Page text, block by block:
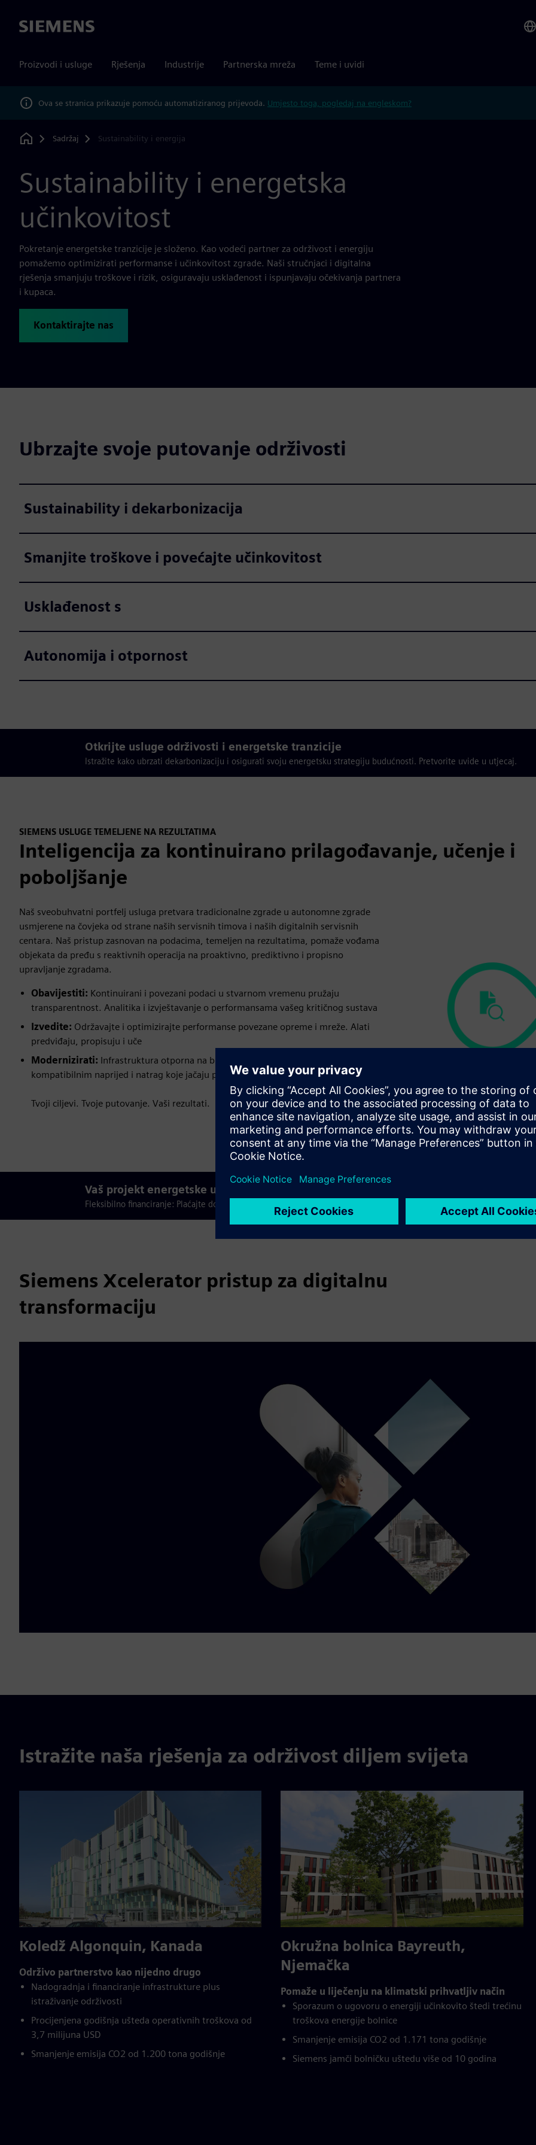
Siemens
Proizvodi i usluge Rješenja Industrije Partnerska mreža Teme i uvidi
Ova se stranica prikazuje pomoću automatiziranog prijevoda. Umjesto toga, pogledaj na engleskom?
Home
Sadržaj Sustainability i energija
Sustainability i energetska
učinkovitost
Pokretanje energetske tranzicije je složeno. Kao vodeći partner za održivost i energiju
pomažemo optimizirati performanse i učinkovitost zgrade. Naši stručnjaci i digitalna
rješenja smanjuju troškove i rizik, osiguravaju usklađenost i ispunjavaju očekivanja partnera
i kupaca.
Kontaktirajte nas
Ubrzajte svoje putovanje održivosti
Sustainability i dekarbonizacija
Smanjite troškove i povećajte učinkovitost
Usklađenost s
Autonomija i otpornost
Otkrijte usluge održivosti i energetske tranzicije
Istražite kako ubrzati dekarbonizaciju i osigurati svoju energetsku strategiju budućnosti. Pretvorite uvide u utjecaj.
SIEMENS USLUGE TEMELJENE NA REZULTATIMA
Inteligencija za kontinuirano prilagođavanje, učenje i
poboljšanje
Naš sveobuhvatni portfelj usluga pretvara tradicionalne zgrade u autonomne zgrade
usmjerene na čovjeka od strane naših servisnih timova i naših digitalnih servisnih
centara. Naš pristup zasnovan na podacima, temeljen na rezultatima, pomaže vođama
objekata da pređu s reaktivnih operacija na proaktivno, prediktivno i propisno
upravljanje zgradama.
Obavijestiti: Kontinuirani i povezani podaci u stvarnom vremenu pružaju
transparentnost. Analitika i izvještavanje o performansama vašeg kritičnog sustava
Izvedite: Održavajte i optimizirajte performanse povezane opreme i mreže. Alati
predviđaju, propisuju i uče
Modernizirati: Infrastruktura otporna na budućnost s nadogradnjama
kompatibilnim naprijed i natrag koje jačaju pouzdanost, održivost i kibersigurnost
Tvoji ciljevi. Tvoje putovanje. Vaši rezultati.
Vaš projekt energetske učinkovitosti uz fleksibilno financiranje
Fleksibilno financiranje: Plaćajte dok štedite - Dekarbonizacija kao usluga - Energija kao usluga - Samofinanciranje
Siemens Xcelerator pristup za digitalnu
transformaciju
Istražite naša rješenja za održivost diljem svijeta
Koledž Algonquin, Kanada
Održivo partnerstvo kao nijedno drugo
Nadogradnja i financiranje infrastrukture plus
istraživanje održivosti
Procijenjena godišnja ušteda operativnih troškova od
3,7 milijuna USD
Smanjenje emisija CO2 od 1.200 tona godišnje
Okružna bolnica Bayreuth,
Njemačka
Pomaže u liječenju na klimatski prihvatljiv način
Sporazum o ugovoru o energiji učinkovito štedi trećinu
troškova energije bolnice
Smanjenje emisija CO2 od 1.171 tona godišnje
Siemens jamči bolničku uštedu više od 10 godina